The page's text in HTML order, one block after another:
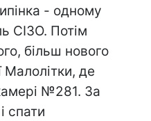
- одному
СІЗО. Потім
більш нового
Малолітки, де
№281. За
спати